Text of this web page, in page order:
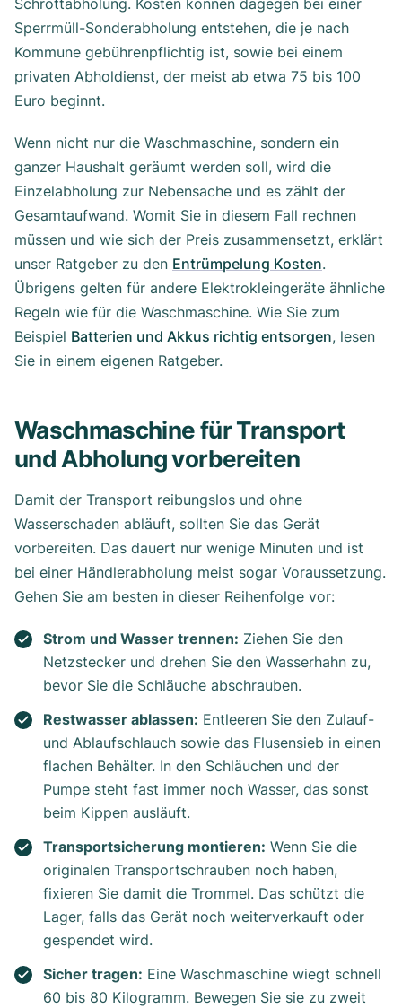
Schrottabholung. Kosten können dagegen bei einer
Sperrmüll-Sonderabholung entstehen, die je nach
Kommune gebührenpflichtig ist, sowie bei einem
privaten Abholdienst, der meist ab etwa 75 bis 100
Euro beginnt.
Wenn nicht nur die Waschmaschine, sondern ein
ganzer Haushalt geräumt werden soll, wird die
Einzelabholung zur Nebensache und es zählt der
Gesamtaufwand. Womit Sie in diesem Fall rechnen
müssen und wie sich der Preis zusammensetzt, erklärt
unser Ratgeber zu den Entrümpelung Kosten.
Übrigens gelten für andere Elektrokleingeräte ähnliche
Regeln wie für die Waschmaschine. Wie Sie zum
Beispiel Batterien und Akkus richtig entsorgen, lesen
Sie in einem eigenen Ratgeber.
Waschmaschine für Transport
und Abholung vorbereiten
Damit der Transport reibungslos und ohne
Wasserschaden abläuft, sollten Sie das Gerät
vorbereiten. Das dauert nur wenige Minuten und ist
bei einer Händlerabholung meist sogar Voraussetzung.
Gehen Sie am besten in dieser Reihenfolge vor:
Strom und Wasser trennen: Ziehen Sie den
Netzstecker und drehen Sie den Wasserhahn zu,
bevor Sie die Schläuche abschrauben.
Restwasser ablassen: Entleeren Sie den Zulauf-
und Ablaufschlauch sowie das Flusensieb in einen
flachen Behälter. In den Schläuchen und der
Pumpe steht fast immer noch Wasser, das sonst
beim Kippen ausläuft.
Transportsicherung montieren: Wenn Sie die
originalen Transportschrauben noch haben,
fixieren Sie damit die Trommel. Das schützt die
Lager, falls das Gerät noch weiterverkauft oder
gespendet wird.
Sicher tragen: Eine Waschmaschine wiegt schnell
60 bis 80 Kilogramm. Bewegen Sie sie zu zweit